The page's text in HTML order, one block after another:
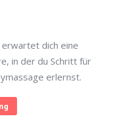
dich eine
in der du Schritt für
erlernst.